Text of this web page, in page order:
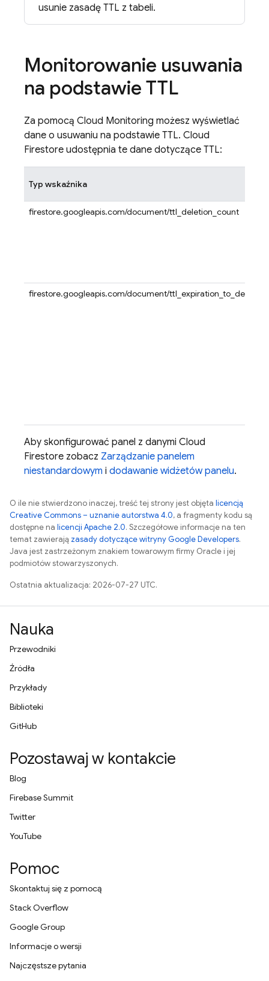
usunie zasadę TTL z tabeli.
Monitorowanie usuwania
na podstawie TTL
Za pomocą Cloud Monitoring możesz wyświetlać
dane o usuwaniu na podstawie TTL. Cloud
Firestore udostępnia te dane dotyczące TTL:
Typ wskaźnika
firestore.googleapis.com/document/ttl_deletion_count
firestore.googleapis.com/document/
Aby skonfigurować panel z danymi Cloud
Firestore zobacz Zarządzanie panelem
niestandardowym i dodawanie widżetów panelu.
O ile nie stwierdzono inaczej, treść tej strony jest objęta licencją
Creative Commons – uznanie autorstwa 4.0, a fragmenty kodu są
dostępne na licencji Apache 2.0. Szczegółowe informacje na ten
temat zawierają zasady dotyczące witryny Google Developers.
Java jest zastrzeżonym znakiem towarowym firmy Oracle i jej
podmiotów stowarzyszonych.
Ostatnia aktualizacja: 2026-07-27 UTC.
Nauka
Przewodniki
Źródła
Przykłady
Biblioteki
GitHub
Pozostawaj w kontakcie
Blog
Firebase Summit
Twitter
YouTube
Pomoc
Skontaktuj się z pomocą
Stack Overflow
Google Group
Informacje o wersji
Najczęstsze pytania